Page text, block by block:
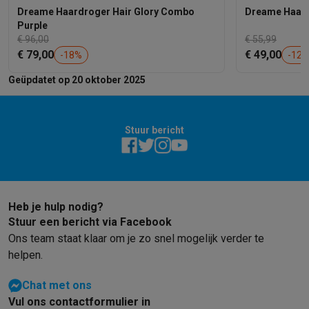
Dreame Haardroger Hair Glory Combo
Purple
€ 96,00
€ 79,00 -18%
Dreame
€ 55,99
€ 49,00 -12
Geüpdatet op 20 oktober 2025
Stuur bericht
Heb je hulp nodig?
Stuur een bericht via Facebook
Ons team staat klaar om je zo snel mogelijk verder te
helpen.
Chat met ons
Vul ons contactformulier in